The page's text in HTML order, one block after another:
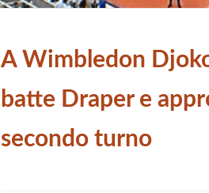
A Wimbledon
batte Draper e
secondo turno